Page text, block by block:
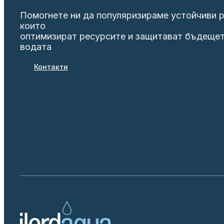
ETAP: Питейна вода
Помогнете ни да популяризираме устойчиви
които
оптимизират ресурсите и защитават
водата
Контакти